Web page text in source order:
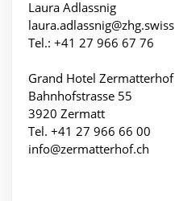
Laura Adlassnig
laura.adlassnig@zhg.swiss
Tel.: +41 27 966 67 76
Grand Hotel Zermatterhof
Bahnhofstrasse 55
3920 Zermatt
Tel. +41 27 966 66 00
info@zermatterhof.ch